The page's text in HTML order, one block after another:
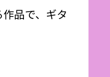
品で、ギタ